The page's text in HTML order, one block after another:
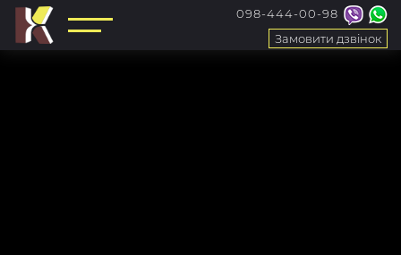
098-444-00-98
Замовити дзвінок